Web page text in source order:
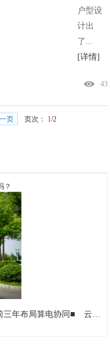
户型设
计出
了...
[详情]
43
页 页次： 1/2
三年布局算电协同■ 云工场科技：让AI给公路做“巡查”，每一公里都心中有数